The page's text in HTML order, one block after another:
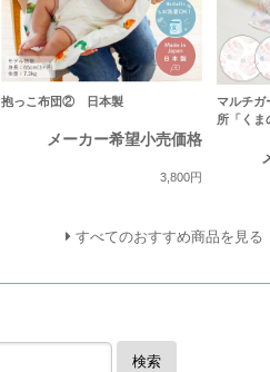
抱っこ布団② 日本製
メーカー希望小売価格
3,800円
マルチガ
所「くま
すべてのおすすめ商品を見る
検索